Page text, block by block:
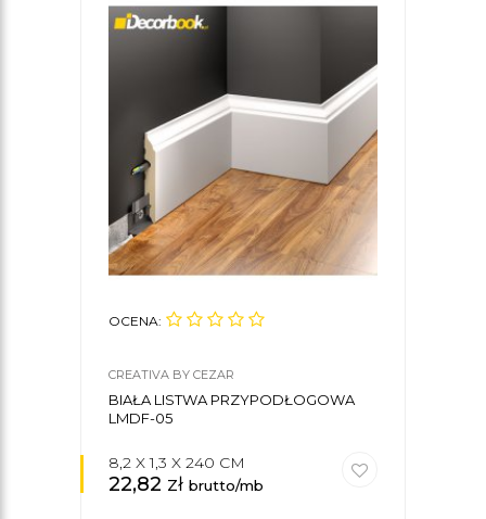
OCENA:
CREATIVA BY CEZAR
BIAŁA LISTWA PRZYPODŁOGOWA
LMDF-05
8,2 X 1,3 X 240 CM
22,82 zł brutto/mb